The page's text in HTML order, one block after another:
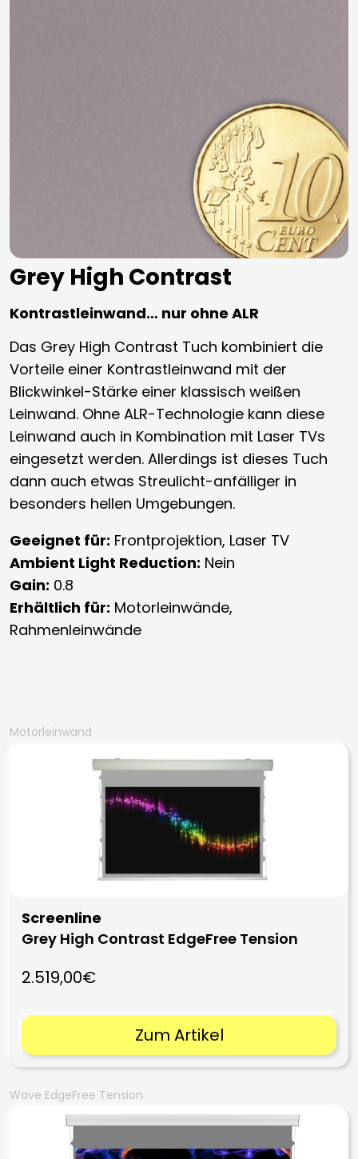
Grey High Contrast
Kontrastleinwand… nur ohne ALR
Das Grey High Contrast Tuch kombiniert die
Vorteile einer Kontrastleinwand mit der
Blickwinkel-Stärke einer klassisch weißen
Leinwand. Ohne ALR-Technologie kann diese
Leinwand auch in Kombination mit Laser TVs
eingesetzt werden. Allerdings ist dieses Tuch
dann auch etwas Streulicht-anfälliger in
besonders hellen Umgebungen.
Geeignet für: Frontprojektion, Laser TV
Ambient Light Reduction: Nein
Gain: 0.8
Erhältlich für: Motorleinwände,
Rahmenleinwände
Motorleinwand
Screenline
Grey High Contrast EdgeFree Tension
2.519,00€
Zum Artikel
Wave EdgeFree Tension